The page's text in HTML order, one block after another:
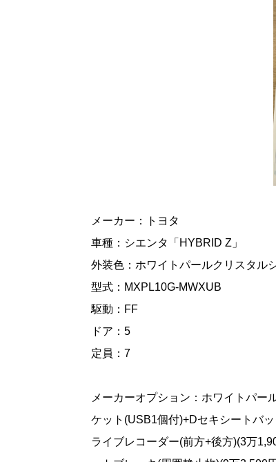
メーカー：トヨタ
車種：シエンタ「HYBRID Z」
外装色：ホワイトパールクリスタル
型式：MXPL10G-MWXUB
駆動：FF
ドア：5
定員：7
メーカーオプション：ホワイトパー
ケット(USB1個付)+Dセキシートバ
ライブレコーダー(前方+後方)(3万